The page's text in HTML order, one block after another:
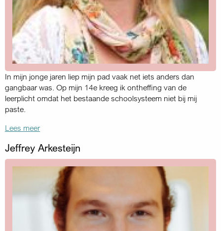
In mijn jonge jaren liep mijn pad vaak net iets anders dan
gangbaar was. Op mijn 14e kreeg ik ontheffing van de
leerplicht omdat het bestaande schoolsysteem niet bij mij
paste.
Lees meer
Jeffrey Arkesteijn